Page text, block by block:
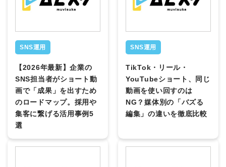
SNS運用
【2026年最新】企業の
SNS担当者がショート動
画で「成果」を出すため
のロードマップ。採用や
集客に繋げる活用事例5
選
SNS運用
TikTok・リール・
YouTubeショート、同じ
動画を使い回すのは
NG？媒体別の「バズる
編集」の違いを徹底比較